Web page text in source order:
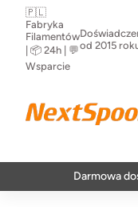
🇵🇱
Fabryka
Filamentów
| 📦 24h | 💬
Wsparcie
od 2015
Darmowa dostawa